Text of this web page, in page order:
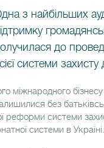
з найбільших
до
системи захисту
міжнародного
без
реформи системи
системи в Україні.